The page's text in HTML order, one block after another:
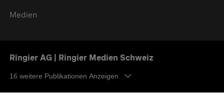
Medien
Ringier AG | Ringier Medien Schweiz
16 weitere Publikationen Anzeigen